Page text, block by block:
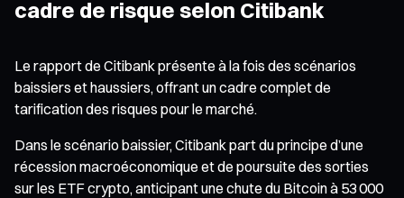
cadre de risque selon Citibank
Le rapport de Citibank présente à la fois des scénarios
baissiers et haussiers, offrant un cadre complet de
tarification des risques pour le marché.
Dans le scénario baissier, Citibank part du principe d’une
récession macroéconomique et de poursuite des sorties
sur les ETF crypto, anticipant une chute du Bitcoin à 53 000